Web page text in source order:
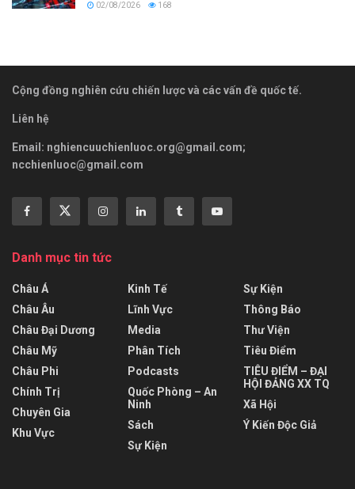
02/08/2026 168
Cộng đồng nghiên cứu chiến lược và các vấn đề quốc tế.
Liên hệ
Email: nghiencuuchienluoc.org@gmail.com;
ncchienluoc@gmail.com
Danh mục tin tức
Châu Á
Châu Âu
Châu Đại Dương
Châu Mỹ
Châu Phi
Chính Trị
Chuyên Gia
Khu Vực
Kinh Tế
Lĩnh Vực
Media
Phân Tích
Podcasts
Quốc Phòng – An
Ninh
Sách
Sự Kiện
Sự Kiện
Thông Báo
Thư Viện
Tiêu Điểm
TIÊU ĐIỂM – ĐẠI
HỘI ĐẢNG XX TQ
Xã Hội
Ý Kiến Độc Giả